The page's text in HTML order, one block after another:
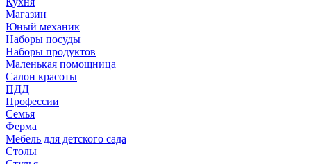
Магазин
Юный механик
Наборы посуды
Наборы продуктов
Маленькая помощница
Салон красоты
ПДД
Профессии
Семья
Ферма
Мебель для детского сада
Столы